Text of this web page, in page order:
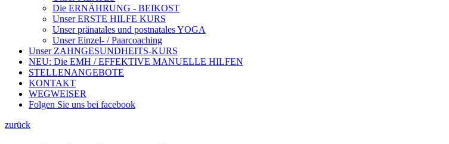
Die ERNÄHRUNG - BEIKOST
Unser ERSTE HILFE KURS
Unser pränatales und postnatales YOGA
Unser Einzel- / Paarcoaching
Unser ZAHNGESUNDHEITS-KURS
NEU: Die EMH / EFFEKTIVE MANUELLE HILFEN
STELLENANGEBOTE
KONTAKT
WEGWEISER
Folgen Sie uns bei facebook
zurück